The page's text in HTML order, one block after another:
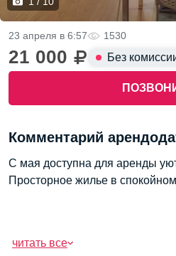
21 000 Без
23 апреля в 6:57 1530
Комментарий
С мая доступна для аренды
Просторное жилье в
читать все